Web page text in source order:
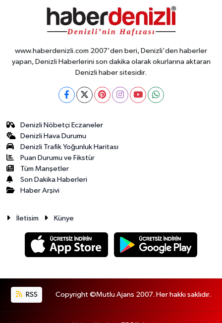
www.haberdenizli.com 2007'den beri, Denizli'den haberler
yapan, Denizli Haberlerini son dakika olarak okurlarına aktaran
Denizli haber sitesidir.
Denizli Nöbetçi Eczaneler
Denizli Hava Durumu
Denizli Trafik Yoğunluk Haritası
Puan Durumu ve Fikstür
Tüm Manşetler
Son Dakika Haberleri
Haber Arşivi
İletisim Künye
RSS Copyright ©Mutlu Ajans 2007. Her hakkı saklıdır.